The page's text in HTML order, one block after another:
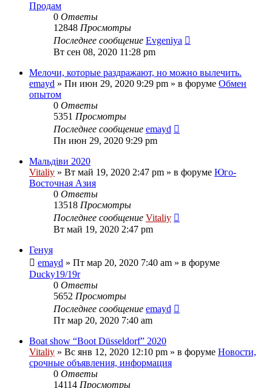
Продам
0 Ответы
12848 Просмотры
Последнее сообщение Evgeniya
Вт сен 08, 2020 11:28 pm
Мелочи, которые раздражают, но можно вылечить.
emayd » Пн июн 29, 2020 9:29 pm » в форуме Обмен
опытом
0 Ответы
5351 Просмотры
Последнее сообщение emayd
Пн июн 29, 2020 9:29 pm
Мальдіви 2020
Vitaliy » Вт май 19, 2020 2:47 pm » в форуме Юго-
Восточная Азия
0 Ответы
13518 Просмотры
Последнее сообщение Vitaliy
Вт май 19, 2020 2:47 pm
Генуя
emayd » Пт мар 20, 2020 7:40 am » в форуме
Ducky19/19r
0 Ответы
5652 Просмотры
Последнее сообщение emayd
Пт мар 20, 2020 7:40 am
Boat show “Boot Düsseldorf” 2020
Vitaliy » Вс янв 12, 2020 12:10 pm » в форуме Новости,
срочные объявления, информация
0 Ответы
14114 Просмотры